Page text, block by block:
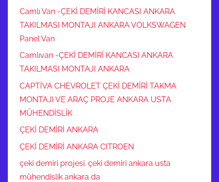
Camlı Van -ÇEKİ DEMİRİ KANCASI ANKARA
TAKILMASI MONTAJI ANKARA VOLKSWAGEN
Panel Van
Camlıvan -ÇEKİ DEMİRİ KANCASI ANKARA
TAKILMASI MONTAJI ANKARA
CAPTİVA CHEVROLET ÇEKİ DEMİRİ TAKMA
MONTAJI VE ARAÇ PROJE ANKARA USTA
MÜHENDİSLİK
ÇEKİ DEMİRİ ANKARA
ÇEKİ DEMİRİ ANKARA CITROEN
çeki demiri projesi. çeki demiri ankara usta
mühendislik ankara da